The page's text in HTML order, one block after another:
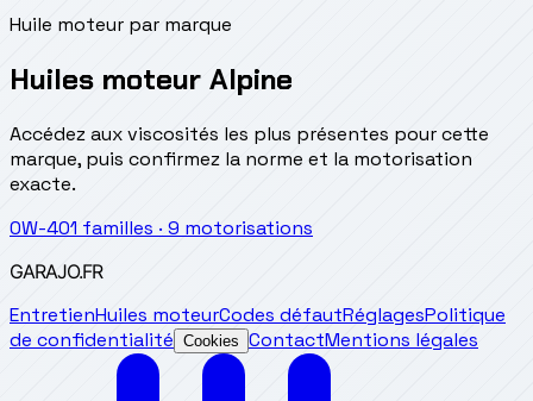
Huile moteur par marque
Huiles moteur Alpine
Accédez aux viscosités les plus présentes pour cette
marque, puis confirmez la norme et la motorisation
exacte.
0W-401 familles · 9 motorisations
GARAJO.FR
EntretienHuiles moteurCodes défautRéglagesPolitique
de confidentialité Cookies ContactMentions légales